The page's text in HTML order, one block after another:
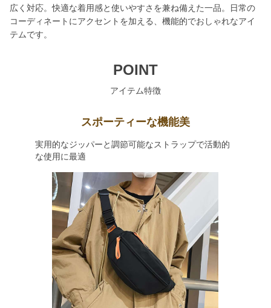
広く対応。快適な着用感と使いやすさを兼ね備えた一品。日常の
コーディネートにアクセントを加える、機能的でおしゃれなアイ
テムです。
POINT
アイテム特徴
スポーティーな機能美
実用的なジッパーと調節可能なストラップで活動的
な使用に最適